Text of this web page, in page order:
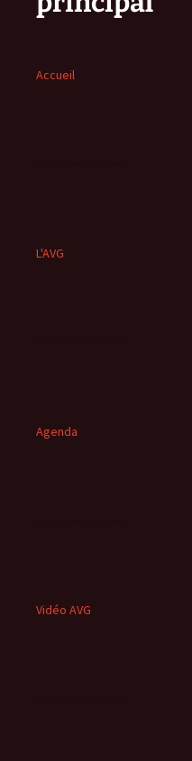
Accueil
L'AVG
Agenda
Vidéo AVG